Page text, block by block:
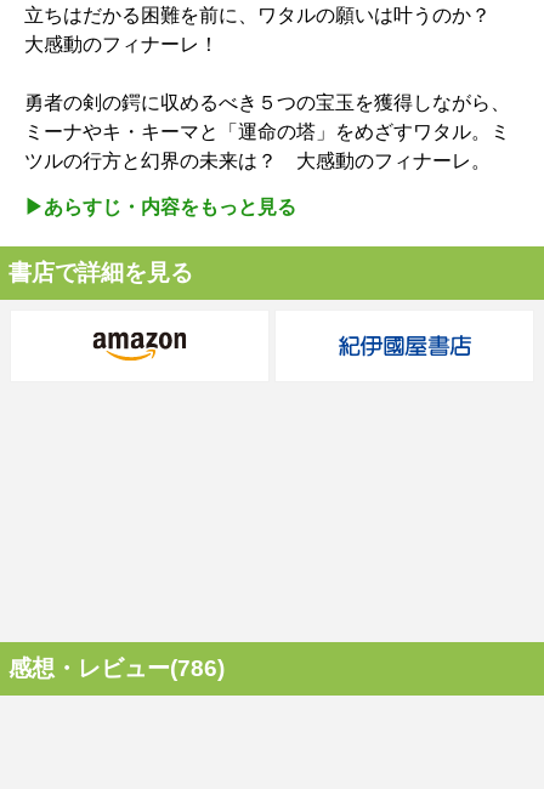
立ちはだかる困難を前に、ワタルの願いは叶うのか？
大感動のフィナーレ！
勇者の剣の鍔に収めるべき５つの宝玉を獲得しながら、
ミーナやキ・キーマと「運命の塔」をめざすワタル。ミ
ツルの行方と幻界の未来は？ 大感動のフィナーレ。
▶︎あらすじ・内容をもっと見る
書店で詳細を見る
感想・レビュー(786)